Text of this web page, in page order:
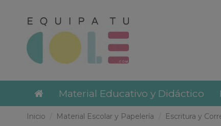
Material Educativo y Didáctico
Inicio Material Escolar y Papelería Escritura y